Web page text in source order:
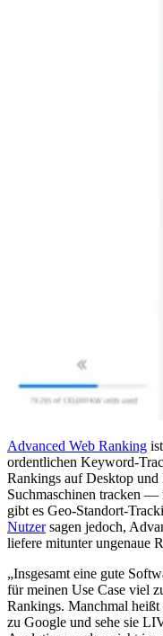
Advanced Web Ranking
ordentlichen Keyword-
Rankings auf Desktop
Suchmaschinen tracken
gibt es Geo-Standort-
Nutzersagen jedoch,
liefere mitunter ungenaue
„Insgesamt eine gute
für meinen Use Case viel
Rankings. Manchmal
zu Google und sehe sie